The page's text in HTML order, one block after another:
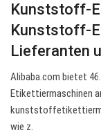
Kunststoff-
Kunststoff-
Lieferanten
Alibaba.com bietet
Etikettiermaschinen
wie z.